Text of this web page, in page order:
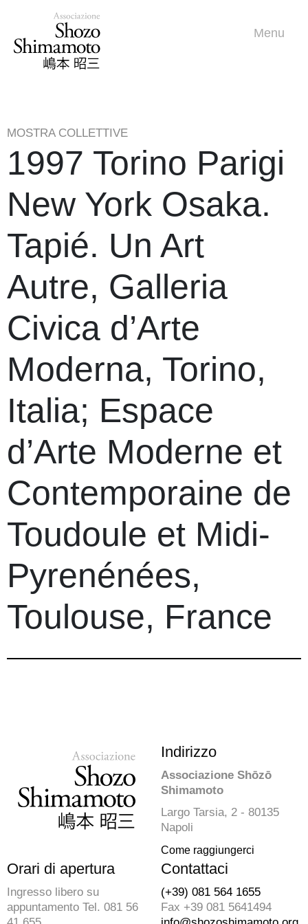
Menu
MOSTRA COLLETTIVE
1997 Torino Parigi
New York Osaka.
Tapié. Un Art
Autre, Galleria
Civica d’Arte
Moderna, Torino,
Italia; Espace
d’Arte Moderne et
Contemporaine de
Toudoule et Midi-
Pyrenénées,
Toulouse, France
Indirizzo
Associazione Shōzō
Shimamoto
Largo Tarsia, 2 - 80135
Napoli
Come raggiungerci
Orari di apertura
Ingresso libero su
appuntamento Tel. 081 56
Contattaci
(+39) 081 564 1655
Fax +39 081 5641494